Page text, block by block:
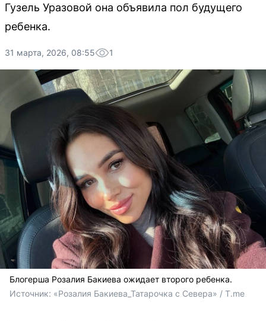
Гузель Уразовой она объявила пол будущего
ребенка.
31 марта, 2026, 08:55 1
Блогерша Розалия Бакиева ожидает второго ребенка.
Источник: «Розалия Бакиева_Татарочка с Севера» / T.me